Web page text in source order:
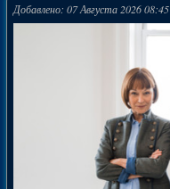
Добавлено: 07 Августа 2026 08:45